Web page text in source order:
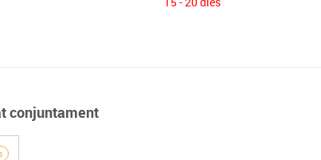
conjuntament